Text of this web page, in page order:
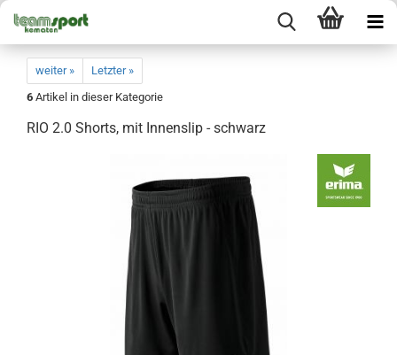
weiter »
Letzter »
6 Artikel in dieser Kategorie
RIO 2.0 Shorts, mit Innenslip - schwarz